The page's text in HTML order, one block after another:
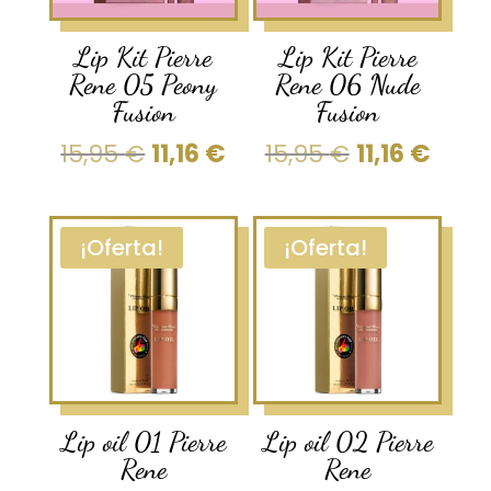
Lip Kit Pierre
Rene 05 Peony
Fusion
15,95€ El
original
era:
15,95 €.
11,16 €
actual
es:
11,16 €.
Lip Kit Pierre
Rene 06 Nude
Fusion
15,95€ El
original
era:
15,95 €.
11,16 €El
es:
¡Oferta!
Lip oil 01 Pierre
Rene
¡Oferta!
Lip oil 02 Pierre
Rene